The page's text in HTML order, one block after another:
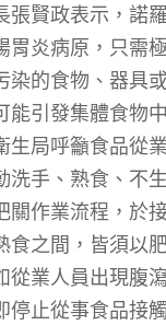
張賢政表示，諾
胃炎病原，只需
染的食物、器具
能引發集體食物
生局呼籲食品從
洗手、熟食、不
關作業流程，於
食之間，皆須以
從業人員出現腹
停止從事食品接